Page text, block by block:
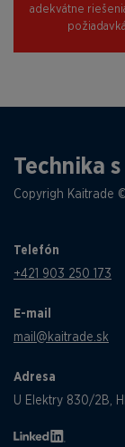
adekvátne
Technika
Copyrigh Kaitrade
Telefón
+421 903 250 173
E-mail
mail@kaitrade.sk
Adresa
U Elektry 830/2B,